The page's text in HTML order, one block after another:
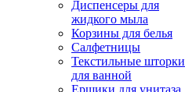
Диспенсеры для
жидкого мыла
Корзины для белья
Салфетницы
Текстильные шторки
для ванной
Ершики для унитаза